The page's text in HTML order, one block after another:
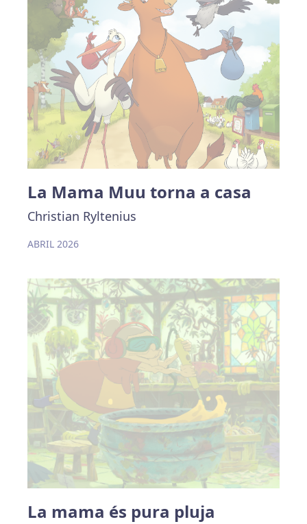
La Mama Muu torna a casa
Christian Ryltenius
ABRIL 2026
La mama és pura pluja